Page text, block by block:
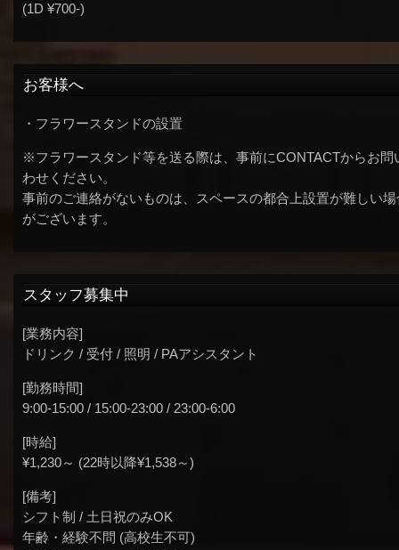
(1D ¥700-)
お客様へ
・フラワースタンドの設置
※フラワースタンド等を送る際は、事前にCONTACTからお問
わせください。
事前のご連絡がないものは、スペースの都合上設置が難しい場
がございます。
スタッフ募集中
[業務内容]
ドリンク / 受付 / 照明 / PAアシスタント
[勤務時間]
9:00-15:00 / 15:00-23:00 / 23:00-6:00
[時給]
¥1,230～ (22時以降¥1,538～)
[備考]
シフト制 / 土日祝のみOK
年齢・経験不問 (高校生不可)